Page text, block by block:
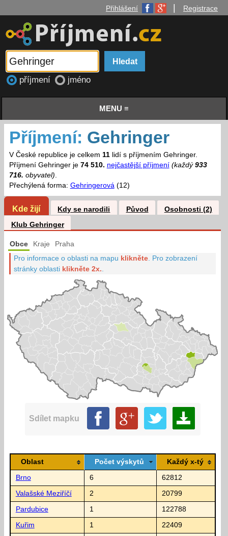
Přihlášení Registrace
příjmení jméno
MENU ≡
Příjmení: Gehringer
V České republice je celkem 11lidí s příjmením Gehringer.
Příjmení Gehringer je 74 510. nejčastější příjmení (každý 933
716. obyvatel).
Přechýlená forma: Gehringerová(12)
Kde žijí Kdy se narodili Původ
Osobnosti (2)
Klub Gehringer
Obce Kraje Praha
Pro informace o oblasti na mapu klikněte Pro zobrazení
stránky oblasti klikněte 2x.
Sdílet mapku
Oblast Počet výskytů Každý x-tý
Brno 6 62812
Valašské Meziříčí 2 20799
Pardubice 1 122788
Kuřim 1 22409